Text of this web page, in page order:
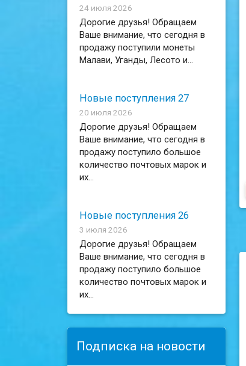
24 июля 2026
Дорогие друзья! Обращаем
Ваше внимание, что сегодня в
продажу поступили монеты
Малави, Уганды, Лесото и...
Новые поступления 27
20 июля 2026
Дорогие друзья! Обращаем
Ваше внимание, что сегодня в
продажу поступило большое
количество почтовых марок и
их...
Новые поступления 26
3 июля 2026
Дорогие друзья! Обращаем
Ваше внимание, что сегодня в
продажу поступило большое
количество почтовых марок и
их...
Подписка на новости